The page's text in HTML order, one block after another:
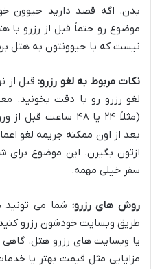
بدن. اگه قصد دارید حیوون
موضوع رو حتماً قبل از رزرو با
نیست که با حیوونتون به هتل
نکات مربوط به لغو رزرو:قبل از
لغو رزرو رو با دقت بخونید.
(مثلاً ۲۴ یا ۴۸ ساعت
بعد از اون ممکنه جریمه لغو
ازتون بگیرن. این موضوع برای
سفر خیلی مهمه.
روش های رزرو: شما می
طریق وبسایت خودشون رزرو
یا وبسایت های رزرو هتل.
مزایایی مثل قیمت بهتر یا